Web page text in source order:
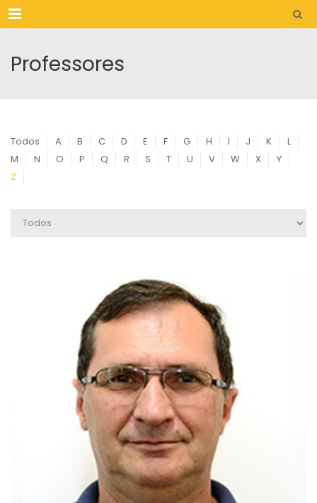
Menu
Professores
Todos A B C D E F G H I J K
L
M
N O P Q R S T U V W X
Y
Z